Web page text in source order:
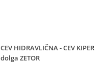
CEV HIDRAVLIČNA - CEV KIPER
dolga ZETOR